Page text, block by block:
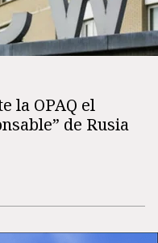
la OPAQ el
de Rusia